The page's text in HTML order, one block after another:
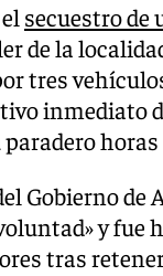
secuestro de
de la
tres
inmediato
paradero
Gobierno
y
tras